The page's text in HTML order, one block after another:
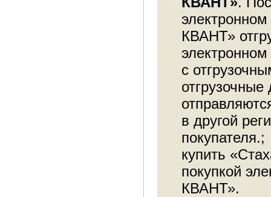
КВАНТ»
электронном
с
в другой
купить
покупкой
КВАНТ».